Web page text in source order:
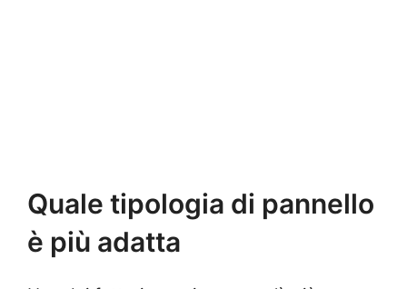
Quale tipologia di pannello
è più adatta